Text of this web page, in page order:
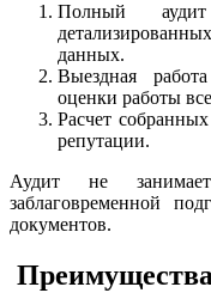
Полный
данных.
Выездная
оценки работы
Расчет
репутации.
Аудит не
заблаговременной
документов.
Преимущества